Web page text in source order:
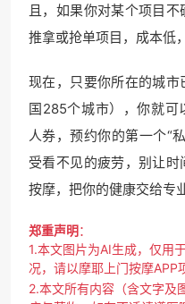
且，如果你对某个项目
推拿或抢单项目，成本低
现在，只要你所在的城
国285个城市），你就
人券，预约你的第一个“
受看不见的疲劳，别让
按摩，把你的健康交给专
郑重声明：
1.本文图片为AI生成，仅用
况，请以摩耶上门按摩APP
2.本文所有内容（含文字及